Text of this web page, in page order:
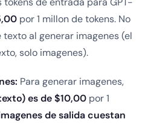
por 1 millon de tokens. No
al generar imagenes (el
solo imagenes).
Para generar imagenes,
es de $10,00 por 1
de salida cuestan